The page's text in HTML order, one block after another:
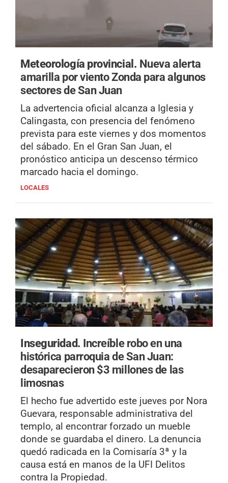
Meteorología provincial. Nueva alerta
amarilla por viento Zonda para algunos
sectores de San Juan
La advertencia oficial alcanza a Iglesia y
Calingasta, con presencia del fenómeno
prevista para este viernes y dos momentos
del sábado. En el Gran San Juan, el
pronóstico anticipa un descenso térmico
marcado hacia el domingo.
LOCALES
Inseguridad. Increíble robo en una
histórica parroquia de San Juan:
desaparecieron $3 millones de las
limosnas
El hecho fue advertido este jueves por Nora
Guevara, responsable administrativa del
templo, al encontrar forzado un mueble
donde se guardaba el dinero. La denuncia
quedó radicada en la Comisaría 3ª y la
causa está en manos de la UFI Delitos
contra la Propiedad.